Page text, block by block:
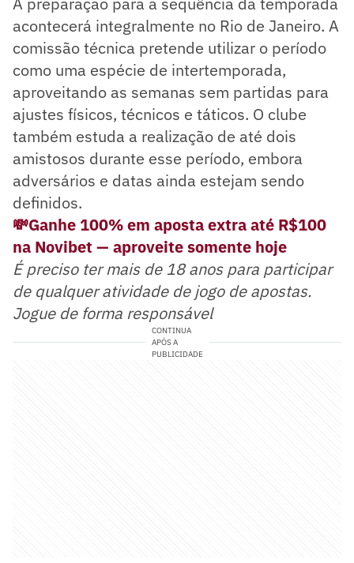
acontecerá integralmente no Rio de Janeiro. A
comissão técnica pretende utilizar o período
como uma espécie de intertemporada,
aproveitando as semanas sem partidas para
ajustes físicos, técnicos e táticos. O clube
também estuda a realização de até dois
amistosos durante esse período, embora
adversários e datas ainda estejam sendo
definidos.
💸Ganhe 100% em aposta extra até R$100
na Novibet — aproveite somente hoje
É preciso ter mais de 18 anos para participar
de qualquer atividade de jogo de apostas.
Jogue de forma responsável
CONTINUA
APÓS A
PUBLICIDADE